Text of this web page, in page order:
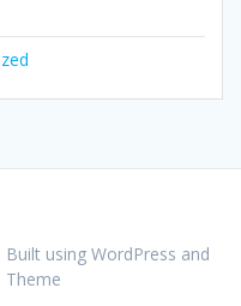
using WordPress and
Theme